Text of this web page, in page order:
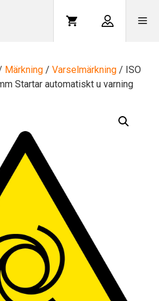
Märkning / Varselmärkning / ISO
Startar automatiskt u varning